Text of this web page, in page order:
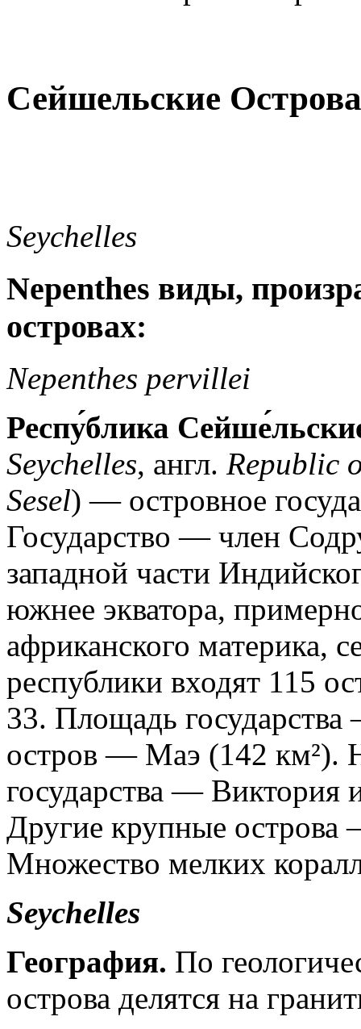
Сейшельские Острова
Seychelles
Nepenthes виды,
островах:
Nepenthes pervillei
Респу́блика
Seychelles, англ. Republic
Sesel) — островное
Государство — член
западной части
южнее экватора,
африканского материка,
республики входят 115
33. Площадь
остров — Маэ (142 км²).
государства — Виктория
Другие крупные
Множество мелких
Seychelles
География. По
острова делятся на